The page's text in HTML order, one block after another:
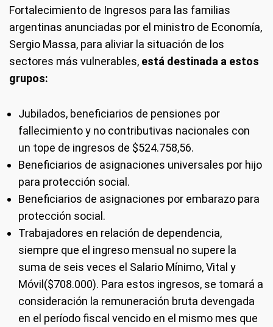
Fortalecimiento de Ingresos para las familias
argentinas anunciadas por el ministro de Economía,
Sergio Massa, para aliviar la situación de los
sectores más vulnerables, está destinada a estos
grupos:
Jubilados, beneficiarios de pensiones por
fallecimiento y no contributivas nacionales con
un tope de ingresos de $524.758,56.
Beneficiarios de asignaciones universales por hijo
para protección social.
Beneficiarios de asignaciones por embarazo para
protección social.
Trabajadores en relación de dependencia,
siempre que el ingreso mensual no supere la
suma de seis veces el Salario Mínimo, Vital y
Móvil($708.000). Para estos ingresos, se tomará a
consideración la remuneración bruta devengada
en el período fiscal vencido en el mismo mes que